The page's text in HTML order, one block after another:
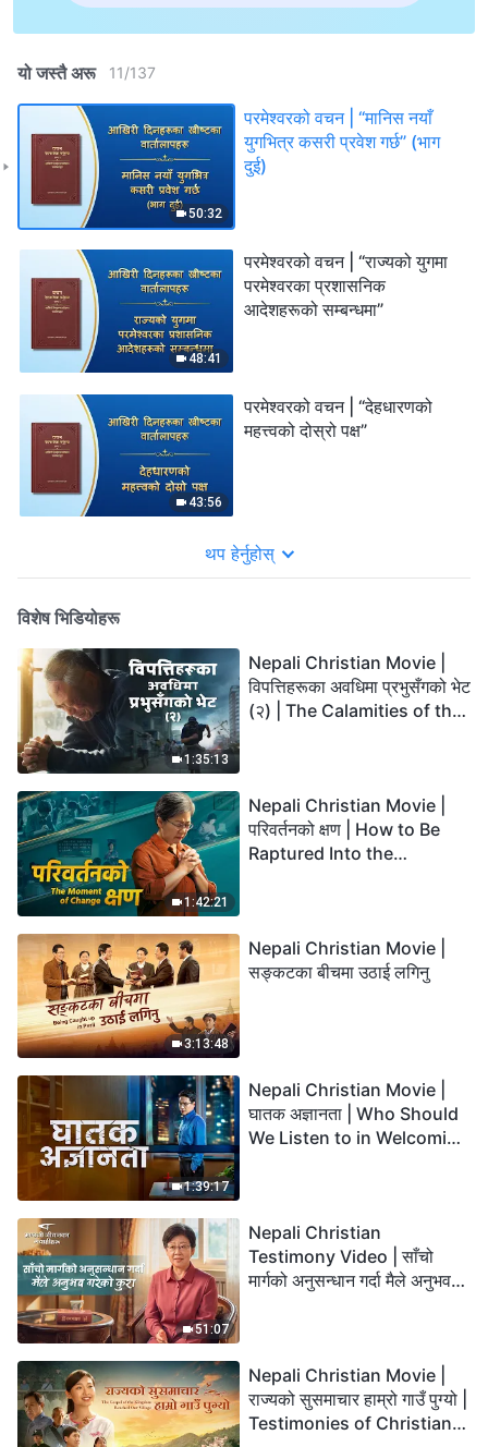
यो जस्तै अरू 11/137
50:32
परमेश्‍वरको वचन | “मानिस नयाँ
युगभित्र कसरी प्रवेश गर्छ” (भाग
दुई)
48:41
परमेश्‍वरको वचन | “राज्यको युगमा
परमेश्‍वरका प्रशासनिक
आदेशहरूको सम्बन्धमा”
43:56
परमेश्‍वरको वचन | “देहधारणको
महत्त्वको दोस्रो पक्ष”
थप हेर्नुहोस्
विशेष भिडियोहरू
1:35:13
Nepali Christian Movie |
विपत्तिहरूका अवधिमा प्रभुसँगको भेट
(२) | The Calamities of the
1:42:21
Nepali Christian Movie |
परिवर्तनको क्षण | How to Be
Raptured Into the
3:13:48
Nepali Christian Movie |
सङ्कटका बीचमा उठाई लगिनु
1:39:17
Nepali Christian Movie |
घातक अज्ञानता | Who Should
We Listen to in Welcoming
51:07
Nepali Christian
Testimony Video | साँचो
मार्गको अनुसन्धान गर्दा मैले अनुभव
Nepali Christian Movie |
राज्यको सुसमाचार हाम्रो गाउँ पुग्यो |
Testimonies of Christians